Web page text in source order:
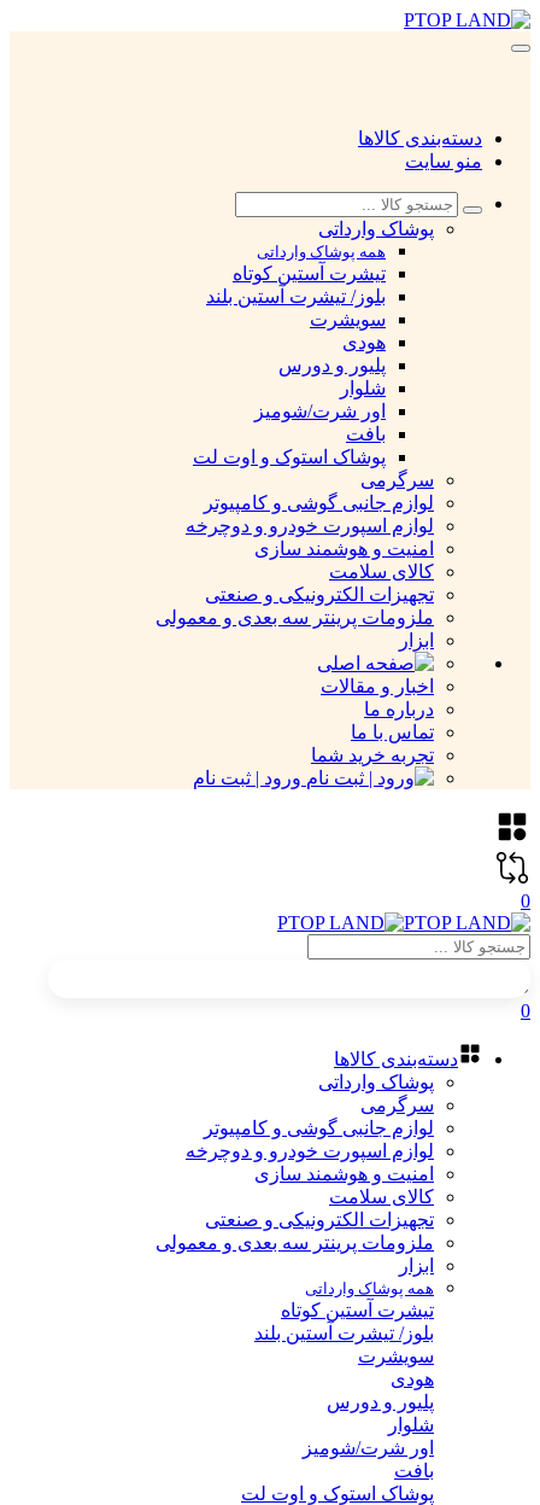
دسته‌بندی کالاها
منو سایت
پوشاک وارداتی
همه پوشاک وارداتی
تیشرت آستین کوتاه
بلوز/ تیشرت آستین بلند
سویشرت
هودی
پلیور و دورس
شلوار
اور شرت/شومیز
بافت
پوشاک استوک و اوت لت
سرگرمی
لوازم جانبی گوشی و کامپیوتر
لوازم اسپورت خودرو و دوچرخه
امنیت و هوشمند سازی
کالای سلامت
تجهیزات الکترونیکی و صنعتی
ملزومات پرینتر سه بعدی و معمولی
ابزار
اخبار و مقالات
درباره ما
تماس با ما
تجربه خرید شما
ورود | ثبت نام
0
0
دسته‌بندی کالاها
پوشاک وارداتی
سرگرمی
لوازم جانبی گوشی و کامپیوتر
لوازم اسپورت خودرو و دوچرخه
امنیت و هوشمند سازی
کالای سلامت
تجهیزات الکترونیکی و صنعتی
ملزومات پرینتر سه بعدی و معمولی
ابزار
همه پوشاک وارداتی
تیشرت آستین کوتاه
بلوز/ تیشرت آستین بلند
سویشرت
هودی
پلیور و دورس
شلوار
اور شرت/شومیز
بافت
پوشاک استوک و اوت لت